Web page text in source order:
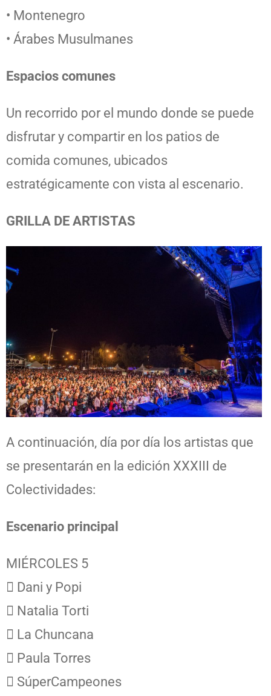
• Montenegro
• Árabes Musulmanes
Espacios comunes
Un recorrido por el mundo donde se puede
disfrutar y compartir en los patios de
comida comunes, ubicados
estratégicamente con vista al escenario.
GRILLA DE ARTISTAS
A continuación, día por día los artistas que
se presentarán en la edición XXXIII de
Colectividades:
Escenario principal
MIÉRCOLES 5
 Dani y Popi
 Natalia Torti
 La Chuncana
 Paula Torres
 SúperCampeones